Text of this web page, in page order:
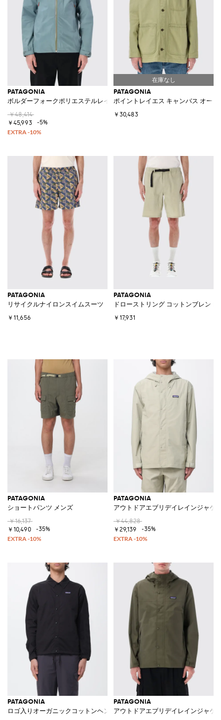
PATAGONIA
ボルダーフォークポリエステルレインジャケット
￥48,414
￥45,993
-5%
PATAGONIA
ポイントレイエス キャンバス オー
￥30,483
PATAGONIA
リサイクルナイロンスイムスーツ
￥11,656
PATAGONIA
ドローストリング コットンブレンド
￥17,931
PATAGONIA
ショートパンツ メンズ
￥16,137
￥10,490
-35%
PATAGONIA
アウトドアエブリデイレインジャケ
￥44,828
￥29,139
-35%
PATAGONIA
ロゴ入りオーガニックコットンヘンプジャケット
PATAGONIA
アウトドアエブリデイレインジャケ